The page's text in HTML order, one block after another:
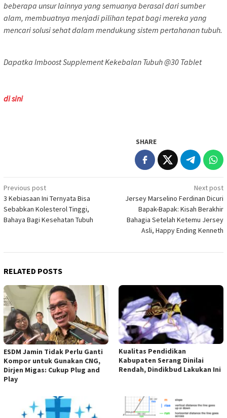
beberapa unsur lainnya yang semuanya berasal dari sumber
alam, membuatnya menjadi pilihan tepat bagi mereka yang
mencari solusi sehat dalam mendukung sistem pertahanan tubuh.
Dapatka Imboost Supplement Kekebalan Tubuh @30 Tablet
di sini
SHARE
Post
navigation
Previous post
3 Kebiasaan Ini Ternyata Bisa
Sebabkan Kolesterol Tinggi,
Bahaya Bagi Kesehatan Tubuh
Next post
Jersey Marselino Ferdinan Dicuri
Bapak-Bapak: Kisah Berakhir
Bahagia Setelah Ketemu Jersey
Asli, Happy Ending Kenneth
RELATED POSTS
ESDM Jamin Tidak Perlu Ganti
Kompor untuk Gunakan CNG,
Dirjen Migas: Cukup Plug and
Play
Kualitas Pendidikan
Kabupaten Serang Dinilai
Rendah, Dindikbud Lakukan Ini